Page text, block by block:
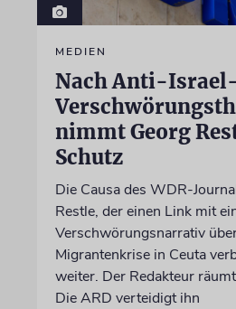
MEDIEN
Nach Anti-
nimmt Georg
Schutz
Die Causa des WDR-
Restle, der einen Link mit
Verschwörungsnarrativ
Migrantenkrise in Ceuta
weiter. Der Redakteur
Die ARD verteidigt ihn